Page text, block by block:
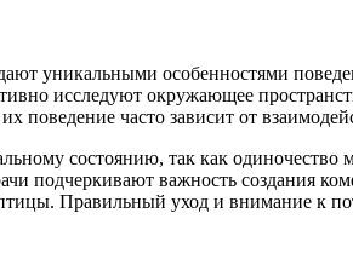
уникальными особенностями
исследуют окружающее
поведение часто зависит от
состоянию, так как
подчеркивают важность создания
Правильный уход и внимание к